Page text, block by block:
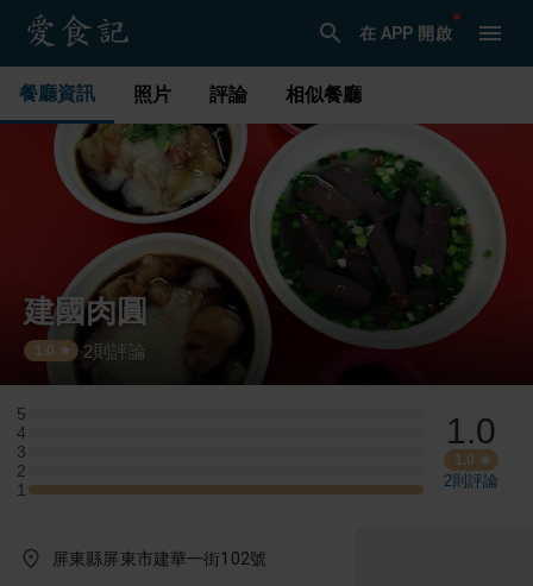
在 APP 開啟
餐廳資訊 照片 評論 相似餐廳
建國肉圓
1.0 ·2 則評論
5
5 星：0 則評論
4
4 星：0 則評論
3
3 星：0 則評論
2
2 星：0 則評論
1
1 星：1 則評論
1.0
1.0
2則評論
屏東縣屏東市建華一街102號